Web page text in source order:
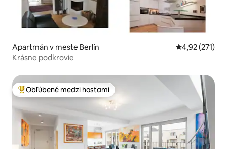
Apartmán v meste Berlín Priemerné
4,92 (271)
Krásne podkrovie
Najobľúbenejšie medzi hosťami
Obľúbené medzi hosťami